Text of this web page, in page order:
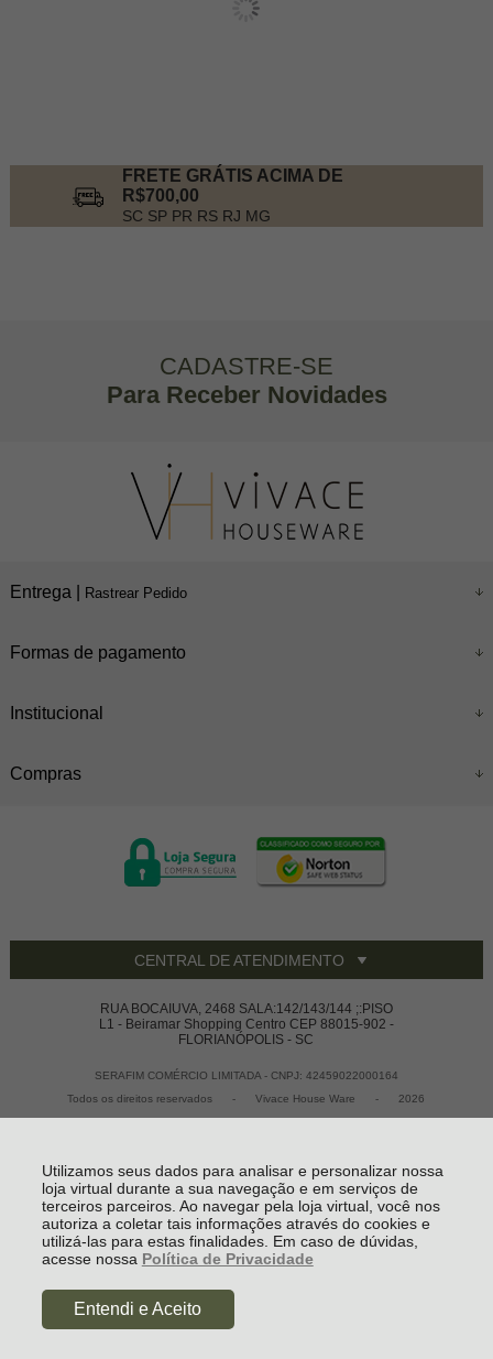
Utilizamos seus dados para analisar e personalizar nossa
loja virtual durante a sua navegação e em serviços de
terceiros parceiros. Ao navegar pela loja virtual, você nos
autoriza a coletar tais informações através do cookies e
utilizá-las para estas finalidades. Em caso de dúvidas,
acesse nossa Política de Privacidade
Entendi e Aceito
FRETE GRÁTIS ACIMA DE
R$700,00
SC SP PR RS RJ MG
CADASTRE-SE
Para Receber Novidades
Entrega | Rastrear Pedido
Formas de pagamento
Institucional
Compras
CENTRAL DE ATENDIMENTO
RUA BOCAIUVA, 2468 SALA:142/143/144 ;:PISO
L1 - Beiramar Shopping Centro CEP 88015-902 -
FLORIANÓPOLIS - SC
SERAFIM COMÉRCIO LIMITADA - CNPJ: 42459022000164
Todos os direitos reservados
- Vivace House Ware - 2026
R$ 350,55
à vista no boleto ou pix